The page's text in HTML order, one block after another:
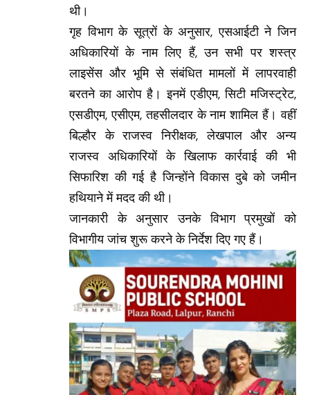
थी।
गृह विभाग के सूत्रों के अनुसार, एसआईटी ने जिन
अधिकारियों के नाम लिए हैं, उन सभी पर शस्त्र
लाइसेंस और भूमि से संबंधित मामलों में लापरवाही
बरतने का आरोप है। इनमें एडीएम, सिटी मजिस्ट्रेट,
एसडीएम, एसीएम, तहसीलदार के नाम शामिल हैं। वहीं
बिल्हौर के राजस्व निरीक्षक, लेखपाल और अन्य
राजस्व अधिकारियों के खिलाफ कार्रवाई की भी
सिफारिश की गई है जिन्होंने विकास दुबे को जमीन
हथियाने में मदद की थी।
जानकारी के अनुसार उनके विभाग प्रमुखों को
विभागीय जांच शुरू करने के निर्देश दिए गए हैं।